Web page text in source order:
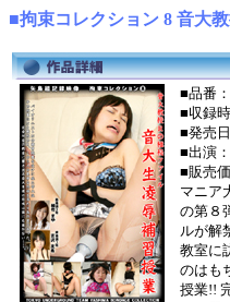
■拘束コレクション 8 音大
■品番
■収録
■発売
■出演：
■販売
マニア
の第８
ルが解
教室に
のはも
授業!!